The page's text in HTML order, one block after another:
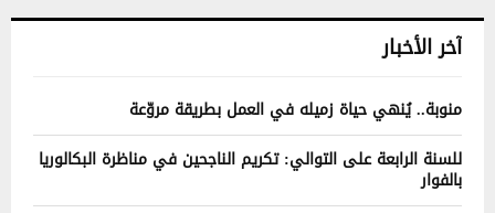
آخر الأخبار
منوبة.. يُنهي حياة زميله في العمل بطريقة مروّعة
للسنة الرابعة على التوالي: تكريم الناجحين في مناظرة البكالوريا
بالفوار